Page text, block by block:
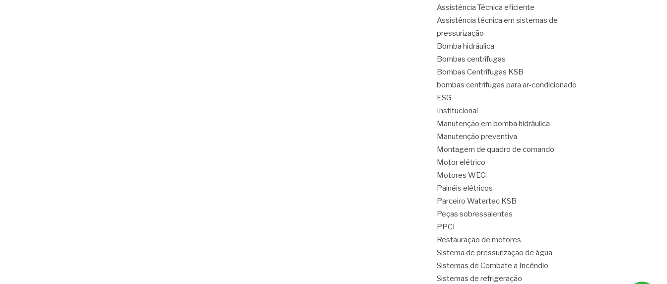
Assistência Técnica eficiente
Assistência técnica em sistemas de
pressurização
Bomba hidráulica
Bombas centrífugas
Bombas Centrífugas KSB
bombas centrífugas para ar-condicionado
ESG
Institucional
Manutenção em bomba hidráulica
Manutenção preventiva
Montagem de quadro de comando
Motor elétrico
Motores WEG
Painéis elétricos
Parceiro Watertec KSB
Peças sobressalentes
PPCI
Restauração de motores
Sistema de pressurização de água
Sistemas de Combate a Incêndio
Sistemas de refrigeração